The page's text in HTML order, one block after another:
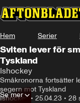
Hem Serier
Sviten lever för
Tyskland
Ishockey
Småkronorna fortsätter
segern mot Tyskland
Ishockey• 25.04.23 • 28
Se mer